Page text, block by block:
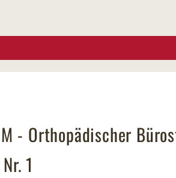
ein oder benutze
- Orthopädischer
1